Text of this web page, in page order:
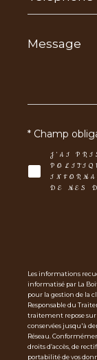
Message
*
J'AI
DE MES
* Champ
Les informations
informatisé par La
pour la gestion de la
Responsable du
traitement repose
conservées jusqu'à
Réseau.
droits d’accès, de
portabilité de vos